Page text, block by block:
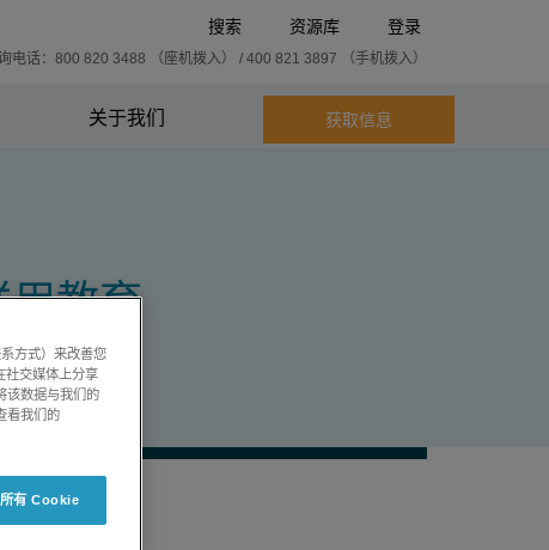
搜索 资源库 登录
电话：800 820 3488 （座机拨入） / 400 821 3897 （手机拨入）
关于我们 获取信息
用教育
方式）来改善您
社交媒体上分享
该数据与我们的
看我们的
有 Cookie